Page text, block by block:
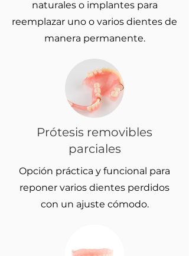
naturales o implantes para
reemplazar uno o varios dientes de
manera permanente.
Prótesis removibles
parciales
Opción práctica y funcional para
reponer varios dientes perdidos
con un ajuste cómodo.